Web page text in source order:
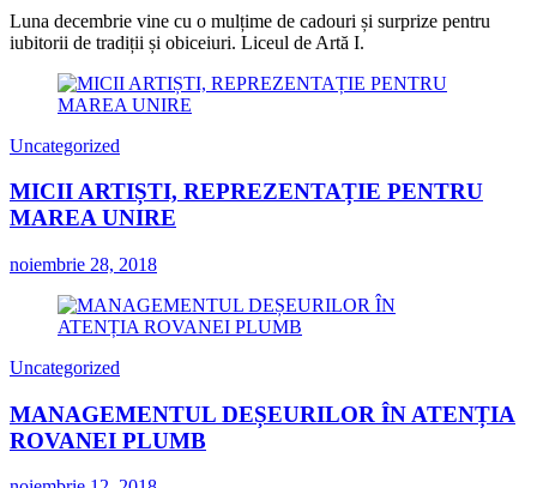
Luna decembrie vine cu o mulțime de cadouri și surprize pentru
iubitorii de tradiții și obiceiuri. Liceul de Artă I.
Uncategorized
MICII ARTIȘTI, REPREZENTAȚIE PENTRU
MAREA UNIRE
noiembrie 28, 2018
Uncategorized
MANAGEMENTUL DEȘEURILOR ÎN ATENȚIA
ROVANEI PLUMB